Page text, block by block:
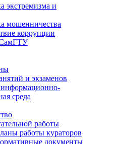
экстремизма и
мошенничества
коррупции
и экзаменов
среда
работы
работы кураторов
документы